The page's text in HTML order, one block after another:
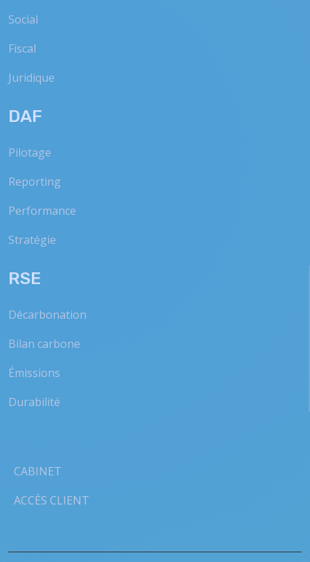
Social
Fiscal
Juridique
DAF
Pilotage
Reporting
Performance
Stratégie
RSE
Décarbonation
Bilan carbone
Émissions
Durabilité
CABINET
ACCÈS CLIENT